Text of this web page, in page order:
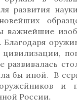
развития
важнейшие
Благодаря
бы иной. В
и
России.